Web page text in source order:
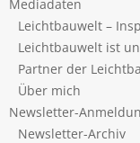
Mediadaten
Leichtbauwelt –
Leichtbauwelt ist
Partner der
Über mich
Newsletter-
Newsletter-Archiv